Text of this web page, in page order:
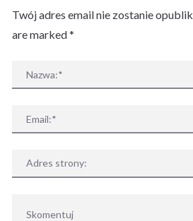
Twój adres email nie zostanie
are marked*